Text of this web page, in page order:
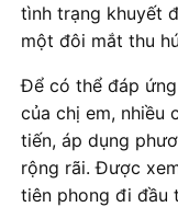
tình trạng khuyết
một đôi mắt thu
Để có thể đáp
của chị em, nhiều
tiến, áp dụng
rộng rãi. Được
tiên phong đi đầu